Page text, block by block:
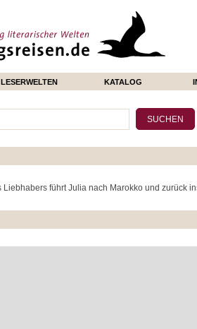
LESERWELTEN KATALOG
Liebhabers führt Julia nach Marokko und zurück